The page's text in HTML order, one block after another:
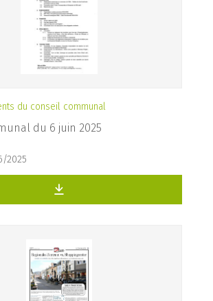
du conseil communal
du 6 juin 2025
2025